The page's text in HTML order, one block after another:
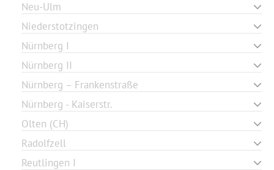
Neu-Ulm
Niederstotzingen
Nürnberg I
Nürnberg II
Nürnberg – Frankenstraße
Nürnberg - Kaiserstr.
Olten (CH)
Radolfzell
Reutlingen I